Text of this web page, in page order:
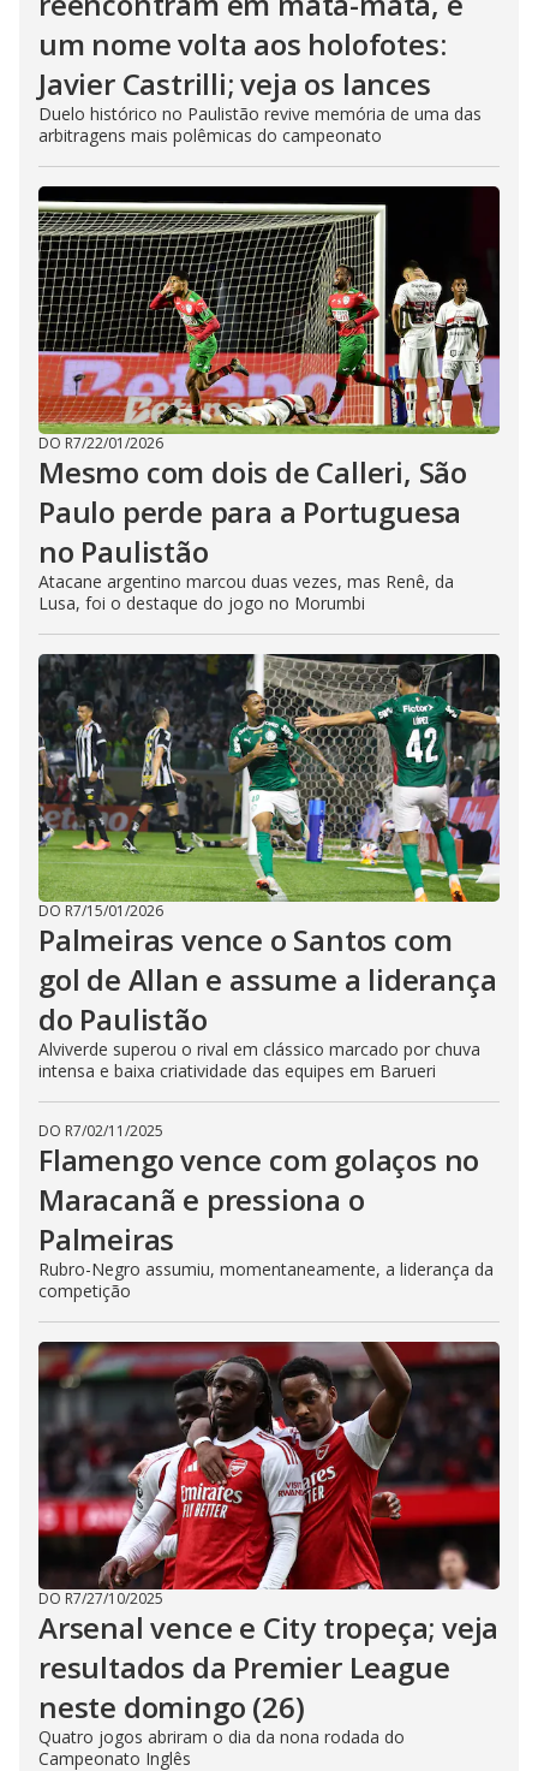
um nome volta aos holofotes:
Javier Castrilli; veja os lances
Duelo histórico no Paulistão revive memória de uma das
arbitragens mais polêmicas do campeonato
DO R7/22/01/2026
Mesmo com dois de Calleri, São
Paulo perde para a Portuguesa
no Paulistão
Atacane argentino marcou duas vezes, mas Renê, da
Lusa, foi o destaque do jogo no Morumbi
DO R7/15/01/2026
Palmeiras vence o Santos com
gol de Allan e assume a liderança
do Paulistão
Alviverde superou o rival em clássico marcado por chuva
intensa e baixa criatividade das equipes em Barueri
DO R7/02/11/2025
Flamengo vence com golaços no
Maracanã e pressiona o
Palmeiras
Rubro-Negro assumiu, momentaneamente, a liderança da
competição
DO R7/27/10/2025
Arsenal vence e City tropeça; veja
resultados da Premier League
neste domingo (26)
Quatro jogos abriram o dia da nona rodada do
Campeonato Inglês